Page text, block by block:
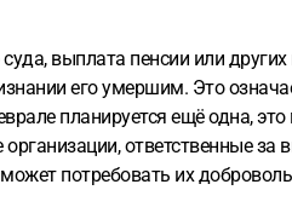
выплата пенсии или
его умершим. Это
планируется ещё одна,
ответственные
потребовать их